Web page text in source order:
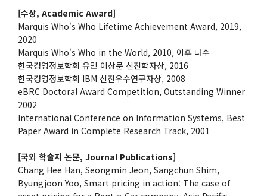
[수상, Academic Award]
Marquis Who's Who Lifetime Achievement Award, 2019,
2020
Marquis Who's Who in the World, 2010, 이후 다수
한국경영정보학회 유민 이상문 신진학자상, 2016
한국경영정보학회 IBM 신진우수연구자상, 2008
eBRC Doctoral Award Competition, Outstanding Winner
2002
International Conference on Information Systems, Best
Paper Award in Complete Research Track, 2001
[국외 학술지 논문, Journal Publications]
Chang Hee Han, Seongmin Jeon, Sangchun Shim,
Byungjoon Yoo, Smart pricing in action: The case of